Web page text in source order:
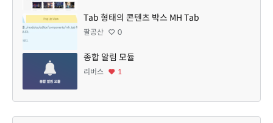
Tab 형태의 콘텐츠 박스 MH Tab
팔공산 0
종합 알림 모듈
리버스 1